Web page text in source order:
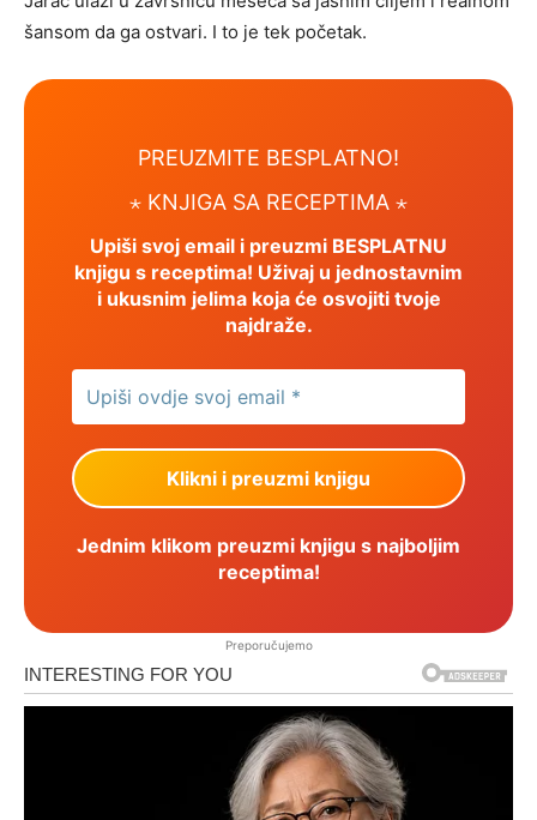
šansom da ga ostvari. I to je tek početak.
PREUZMITE BESPLATNO!
⋆ KNJIGA SA RECEPTIMA ⋆
Upiši svoj email i preuzmi BESPLATNU
knjigu s receptima! Uživaj u jednostavnim
i ukusnim jelima koja će osvojiti tvoje
najdraže.
Jednim klikom preuzmi knjigu s najboljim
receptima!
Preporučujemo